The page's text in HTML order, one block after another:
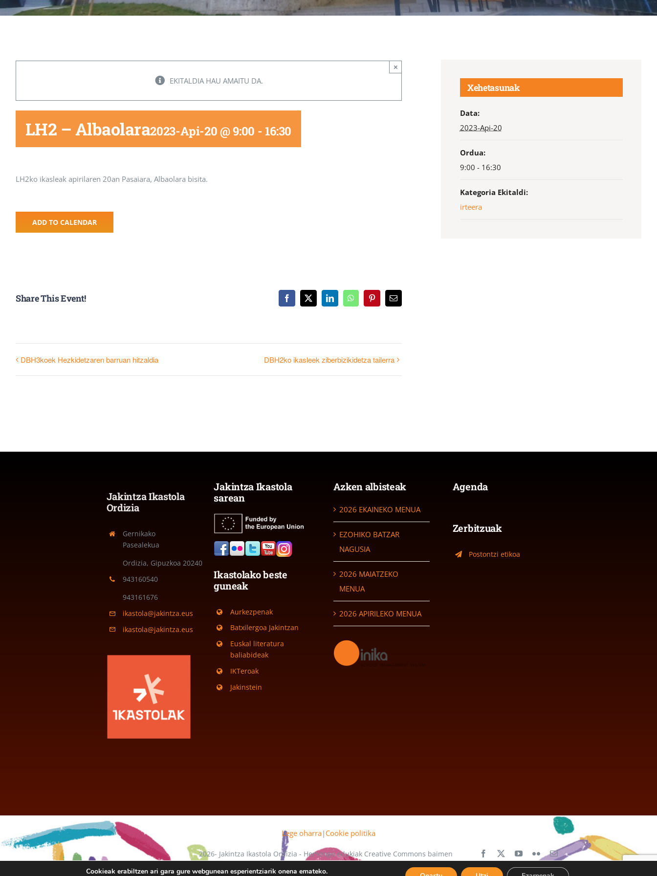
EKITALDIA HAU AMAITU DA.
×
LH2 – Albaolara2023-Api-20 @ 9:00 -16:30
LH2ko ikasleak apirilaren 20an Pasaiara, Albaolara bisita.
ADD TO CALENDAR
Share This Event! Facebook
X LinkedInWhatsAppPinterestEmail
DBH3koek Hezkidetzaren barruan hitzaldia DBH2ko ikasleek ziberbizikidetza tailerra
Xehetasunak
Data:
2023-Api-20
Ordua:
9:00 - 16:30
Kategoria Ekitaldi:
irteera
Jakintza Ikastola
Ordizia
Gernikako
Pasealekua
Ordizia, Gipuzkoa20240
943160540
943161676
ikastola@jakintza.eus
ikastola@jakintza.eus
Jakintza Ikastola
sarean
Ikastolako beste
guneak
Aurkezpenak
Batxilergoa Jakintzan
Euskal literatura
baliabideak
IKTeroak
Jakinstein
Azken albisteak
2026 EKAINEKO MENUA
EZOHIKO BATZAR
NAGUSIA
2026 MAIATZEKO
MENUA
2026 APIRILEKO MENUA
Agenda
Zerbitzuak
Postontzi etikoa
Lege oharra| Cookie politika
2026- Jakintza Ikastola Ordizia - Hemengo edukiak Creative Commons baimen
baten mende daude
Cookieak erabiltzen ari gara gure webgunean esperientziarik onena emateko.